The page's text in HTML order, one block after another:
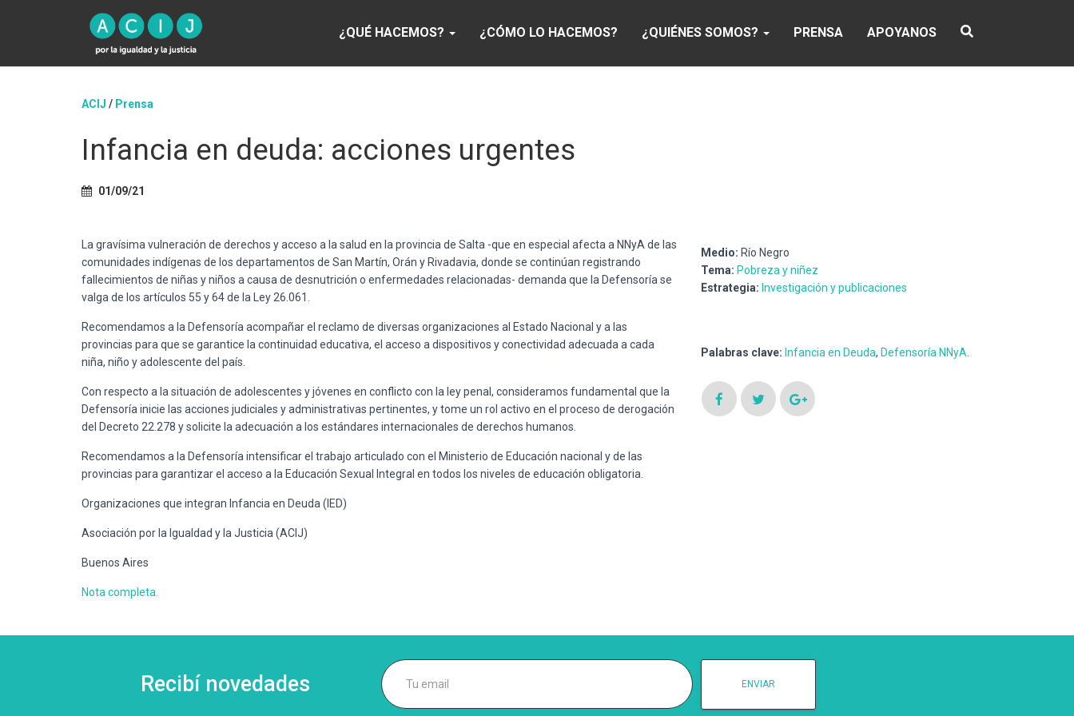
¿QUÉ HACEMOS? ¿CÓMO LO HACEMOS? ¿QUIÉNES SOMOS? PRENSA APOYANOS
ACIJ / Prensa
Infancia en deuda: acciones urgentes
01/09/21
La gravísima vulneración de derechos y acceso a la salud en la provincia de Salta -que en especial afecta a NNyA de las
comunidades indígenas de los departamentos de San Martín, Orán y Rivadavia, donde se continúan registrando
fallecimientos de niñas y niños a causa de desnutrición o enfermedades relacionadas- demanda que la Defensoría se
valga de los artículos 55 y 64 de la Ley 26.061.
Recomendamos a la Defensoría acompañar el reclamo de diversas organizaciones al Estado Nacional y a las
provincias para que se garantice la continuidad educativa, el acceso a dispositivos y conectividad adecuada a cada
niña, niño y adolescente del país.
Con respecto a la situación de adolescentes y jóvenes en conflicto con la ley penal, consideramos fundamental que la
Defensoría inicie las acciones judiciales y administrativas pertinentes, y tome un rol activo en el proceso de derogación
del Decreto 22.278 y solicite la adecuación a los estándares internacionales de derechos humanos.
Recomendamos a la Defensoría intensificar el trabajo articulado con el Ministerio de Educación nacional y de las
provincias para garantizar el acceso a la Educación Sexual Integral en todos los niveles de educación obligatoria.
Organizaciones que integran Infancia en Deuda (IED)
Asociación por la Igualdad y la Justicia (ACIJ)
Buenos Aires
Nota completa.
Medio: Río Negro
Tema: Pobreza y niñez
Estrategia: Investigación y publicaciones
Palabras clave: Infancia en Deuda, Defensoría NNyA
Recibí novedades